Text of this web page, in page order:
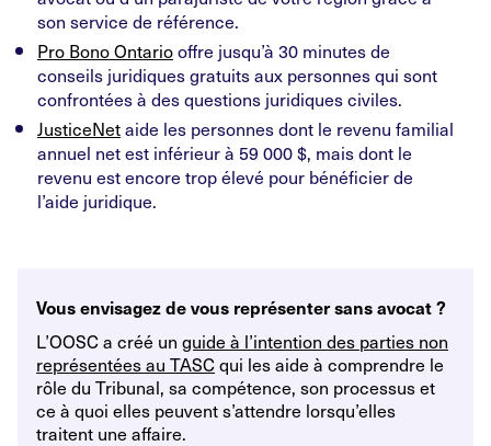
son service de référence.
Pro Bono Ontariooffre jusqu’à 30 minutes de
conseils juridiques gratuits aux personnes qui sont
confrontées à des questions juridiques civiles.
JusticeNetaide les personnes dont le revenu familial
annuel net est inférieur à 59 000 $, mais dont le
revenu est encore trop élevé pour bénéficier de
l’aide juridique.
Vous envisagez de vous représenter sans avocat ?
L’OOSC a créé un guide à l’intention des parties non
représentées au TASC qui les aide à comprendre le
rôle du Tribunal, sa compétence, son processus et
ce à quoi elles peuvent s’attendre lorsqu’elles
traitent une affaire.